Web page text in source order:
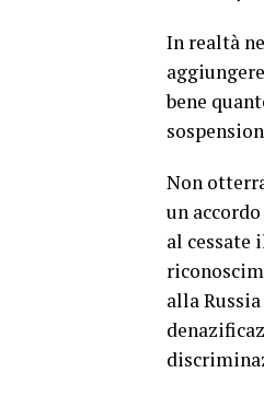
In realtà
bene
Non
un
al cessate
alla